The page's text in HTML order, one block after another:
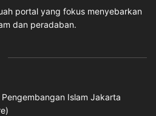
portal yang fokus menyebarkan
dan peradaban.
Islam Jakarta